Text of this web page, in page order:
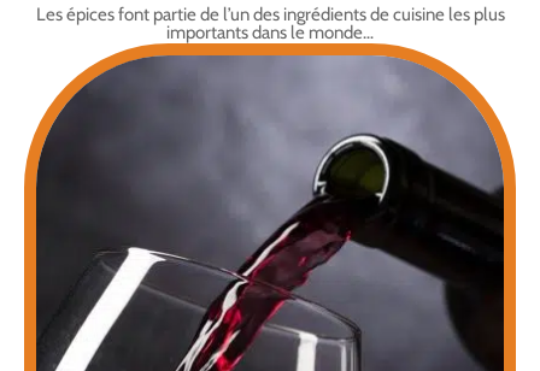
Les épices font partie de l’un des ingrédients de cuisine les plus
importants dans le monde…